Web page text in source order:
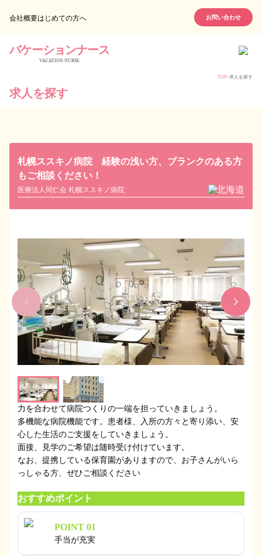
会社概要はじめての方へ お問い合わせ
バケーションナース
VACATION NURSE
TOP>求人を探す
求人を探す
札幌ススキノ病院 経験の浅い方、ブランクのある方
もご相談ください！
医療法人同仁会 札幌ススキノ病院 北海道
力を合わせて病院つくりの一端を担っていきましょう。
多機能な病院機能です。患者様、入所の方々と寄り添い、安
心した生活のご支援をしていきましょう。
面接、見学のご希望は随時受け付けています。
なお、提携している保育園がありますので、お子さんがいら
っしゃる方、ぜひご相談ください
おすすめポイント
POINT 01
手当が充実